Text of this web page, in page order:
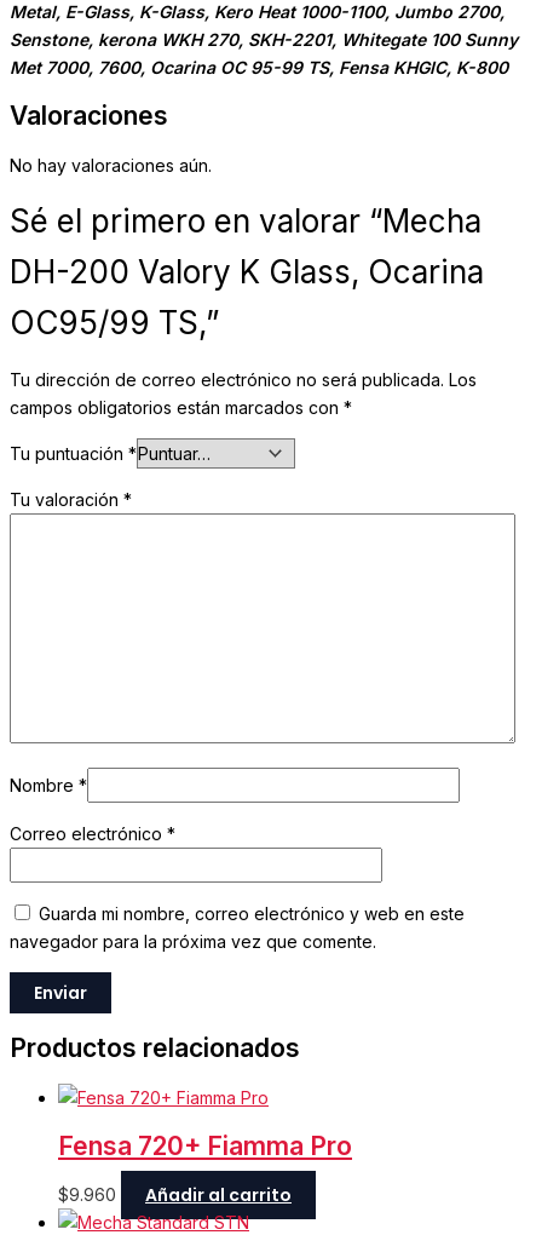
Metal, E-Glass, K-Glass, Kero Heat 1000-1100, Jumbo 2700,
Senstone, kerona WKH 270, SKH-2201, Whitegate 100 Sunny
Met 7000, 7600, Ocarina OC 95-99 TS, Fensa KHGIC, K-800
Valoraciones
No hay valoraciones aún.
Sé el primero en valorar “Mecha
DH-200 Valory K Glass, Ocarina
OC95/99 TS,”
Tu dirección de correo electrónico no será publicada. Los
campos obligatorios están marcados con *
Tu puntuación *
Tu valoración *
Nombre *
Correo electrónico *
Guarda mi nombre, correo electrónico y web en este
navegador para la próxima vez que comente.
Productos relacionados
Fensa 720+ Fiamma Pro
$9.960 Añadir al carrito